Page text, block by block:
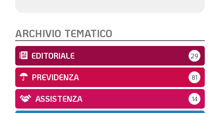
ARCHIVIO TEMATICO
EDITORIALE 29
PREVIDENZA 81
ASSISTENZA 14